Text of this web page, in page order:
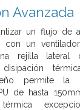
Avanzada
un flujo de
con un
rejilla lateral
permite la
de hasta